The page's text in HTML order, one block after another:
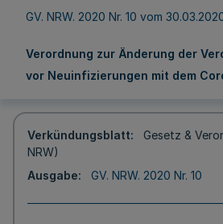
GV. NRW. 2020 Nr. 10 vom
Verordnung zur Änderung der
vor Neuinfizierungen mit dem
Verkündungsblatt
Gesetz &
NRW)
Ausgabe
GV. NRW. 2020 Nr. 10